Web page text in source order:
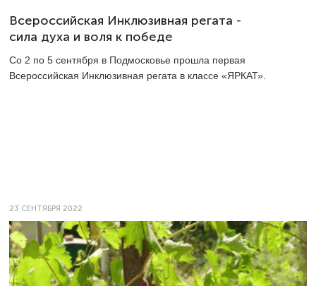
Всероссийская Инклюзивная регата -
сила духа и воля к победе
Со 2 по 5 сентября в Подмосковье прошла первая
Всероссийская Инклюзивная регата в классе «ЯРКАТ».
23 СЕНТЯБРЯ 2022